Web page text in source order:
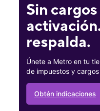
Sin
respalda.
Únete a Metro en tu
de impuestos y
Obtén indicaciones